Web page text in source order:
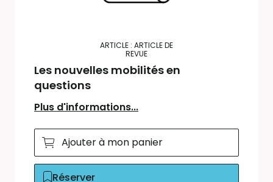
ARTICLE : ARTICLE DE
REVUE
Les nouvelles mobilités en
questions
Plus d'informations...
Ajouter à mon panier
Réserver